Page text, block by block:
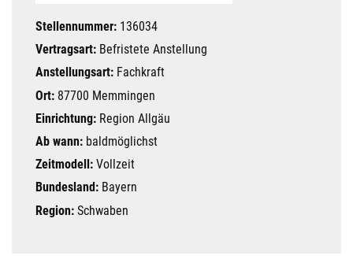
Stellennummer: 136034
Vertragsart: Befristete Anstellung
Anstellungsart: Fachkraft
Ort: 87700 Memmingen
Einrichtung: Region Allgäu
Ab wann: baldmöglichst
Zeitmodell: Vollzeit
Bundesland: Bayern
Region: Schwaben